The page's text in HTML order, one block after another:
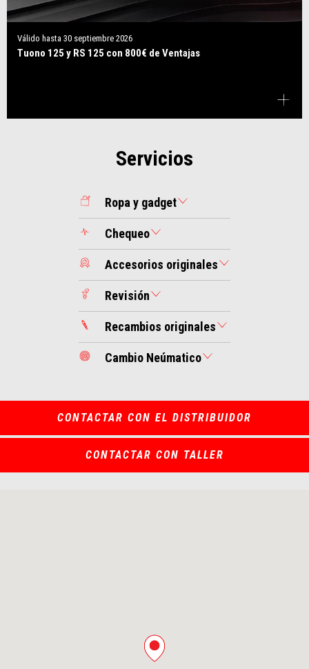
Válido hasta 30 septiembre 2026
Tuono 125 y RS 125 con 800€ de Ventajas
Servicios
Ropa y gadget
Chequeo
Accesorios originales
Revisión
Recambios originales
Cambio Neúmatico
CONTACTAR CON EL DISTRIBUIDOR
CONTACTAR CON TALLER